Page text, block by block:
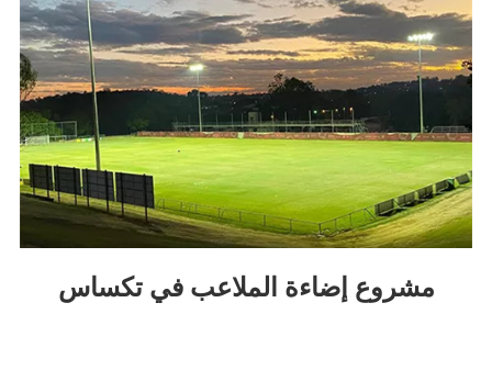
مشروع إضاءة الملاعب في تكساس